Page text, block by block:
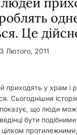
Це
Лютого, 2011
приходять у храм і
Сьогоднішня
показує, що люди
бути
цілком